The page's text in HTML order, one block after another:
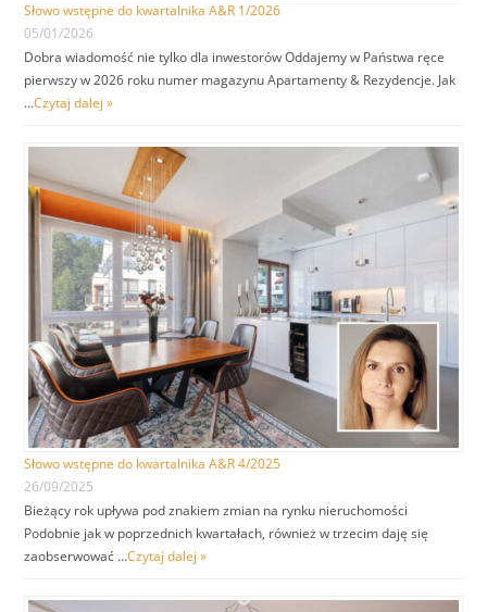
Słowo wstępne do kwartalnika A&R 1/2026
05/01/2026
Dobra wiadomość nie tylko dla inwestorów Oddajemy w Państwa ręce
pierwszy w 2026 roku numer magazynu Apartamenty & Rezydencje. Jak
…Czytaj dalej »
Słowo wstępne do kwartalnika A&R 4/2025
26/09/2025
Bieżący rok upływa pod znakiem zmian na rynku nieruchomości
Podobnie jak w poprzednich kwartałach, również w trzecim daję się
zaobserwować …Czytaj dalej »